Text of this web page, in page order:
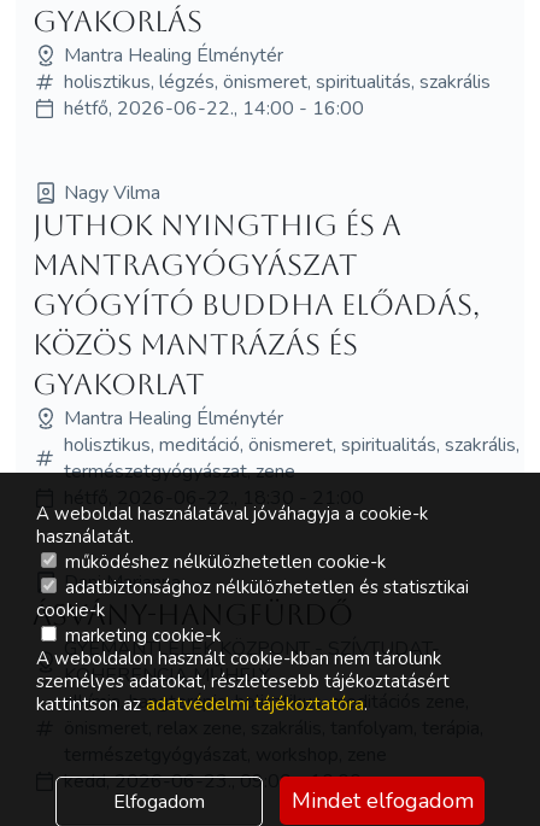
gyakorlás
Mantra Healing Élménytér
holisztikus, légzés, önismeret, spiritualitás, szakrális
hétfő, 2026-06-22., 14:00 - 16:00
Nagy Vilma
Juthok Nyingthig és a
Mantragyógyászat
Gyógyító Buddha előadás,
közös mantrázás és
gyakorlat
Mantra Healing Élménytér
holisztikus, meditáció, önismeret, spiritualitás, szakrális,
természetgyógyászat, zene
hétfő, 2026-06-22., 18:30 - 21:00
Dani Marianna
Ásvány-hangfürdő
GYÉMÁNTLÉLEK KÖZPONT - SZÍVTUDAT-
KOHERENCIA MŰHELY
alkímia, hangterápia, holisztikus, meditációs zene,
kedd, 2026-06-23., 09:00 - 10:00
A weboldal használatával jóváhagyja a cookie-k
használatát.
működéshez nélkülözhetetlen cookie-k
adatbiztonsághoz nélkülözhetetlen és statisztikai
cookie-k
marketing cookie-k
A weboldalon használt cookie-kban nem tárolunk
személyes adatokat, részletesebb tájékoztatásért
kattintson az adatvédelmi tájékoztatóra.
Elfogadom Mindet elfogadom